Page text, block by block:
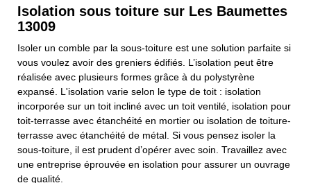
Isolation sous toiture sur Les Baumettes
13009
Isoler un comble par la sous-toiture est une solution parfaite si
vous voulez avoir des greniers édifiés. L’isolation peut être
réalisée avec plusieurs formes grâce à du polystyrène
expansé. L'isolation varie selon le type de toit : isolation
incorporée sur un toit incliné avec un toit ventilé, isolation pour
toit-terrasse avec étanchéité en mortier ou isolation de toiture-
terrasse avec étanchéité de métal. Si vous pensez isoler la
sous-toiture, il est prudent d’opérer avec soin. Travaillez avec
une entreprise éprouvée en isolation pour assurer un ouvrage
de qualité.